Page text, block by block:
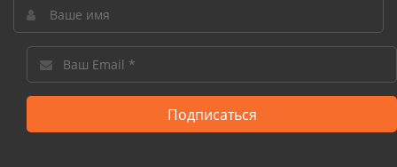
Подписаться